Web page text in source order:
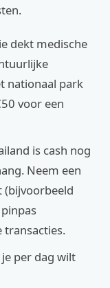
dekt medische
nationaal park
voor een
is cash nog
Neem een
(bijvoorbeeld
transacties.
per dag wilt